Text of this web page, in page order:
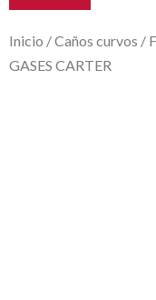
Inicio /Caños curvos /
GASES CARTER